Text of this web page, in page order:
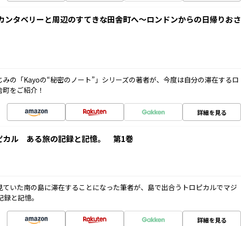
ンタベリーと周辺のすてきな田舎町へ～ロンドンからの日帰りおさ
の「Kayoの“秘密のノート”」シリーズの著者が、今度は自分の滞在するロ
をご紹介！
詳細を見る
カル ある旅の記録と記憶。 第1巻
ていた南の島に滞在することになった筆者が、島で出合うトロピカルでマジ
と記憶。
詳細を見る